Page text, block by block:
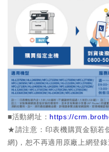
■活動網址： https://cr
★請注意：印表機購買金額若
網)，恕不再適用原廠上網登錄